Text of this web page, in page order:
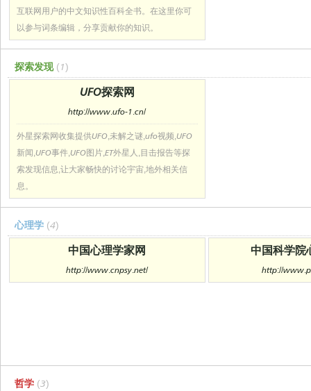
互联网用户的中文知识性百科全书。在这里你可
以参与词条编辑，分享贡献你的知识。
探索发现 (1)
UFO探索网
http://www.ufo-1.cn/
外星探索网收集提供UFO,未解之谜,ufo视频,UFO
新闻,UFO事件,UFO图片,ET外星人,目击报告等探
索发现信息,让大家畅快的讨论宇宙,地外相关信
息。
心理学 (4)
中国心理学家网
http://www.cnpsy.net/
中国科学院
http://
哲学 (3)